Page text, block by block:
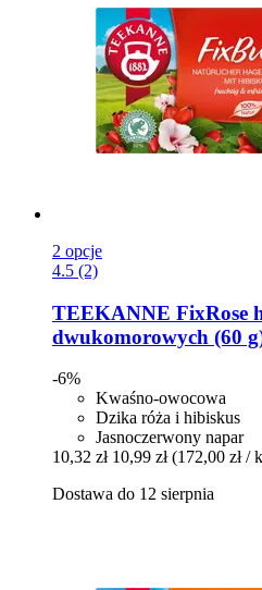
2 opcje
4.5 (2)
TEEKANNE FixRose
dwukomorowych (60
-6%
Kwaśno-owocowa
Dzika róża i hibiskus
Jasnoczerwony napar
10,32 zł 10,99 zł (172,00 zł /
Dostawa do 12 sierpnia